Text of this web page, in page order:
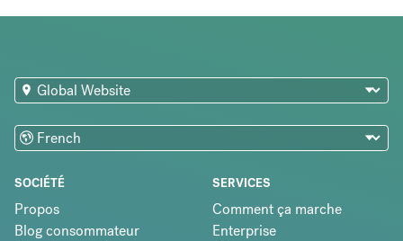
SOCIÉTÉ
Propos
Blog consommateur
SERVICES
Comment ça marche
Enterprise